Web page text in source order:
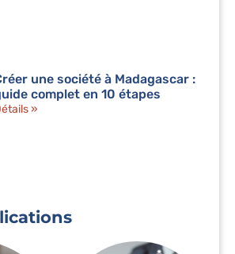
une société à Madagascar :
complet en 10 étapes
»